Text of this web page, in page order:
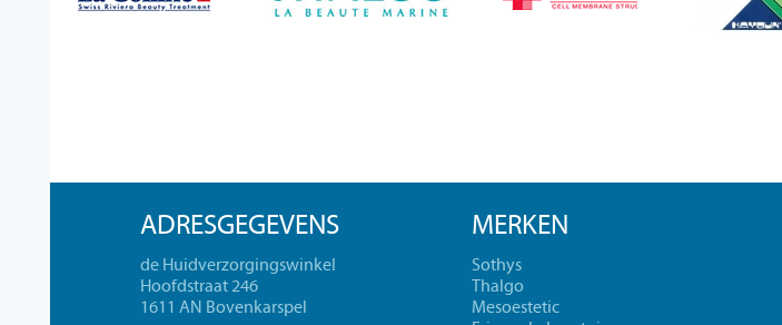
ADRESGEGEVENS
de Huidverzorgingswinkel
Hoofdstraat 246
1611 AN Bovenkarspel
MERKEN
Sothys
Thalgo
Mesoestetic